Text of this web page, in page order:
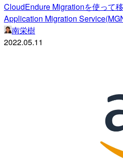
CloudEndure Migrationを使って
Application Migration
南栄樹
2022.05.11